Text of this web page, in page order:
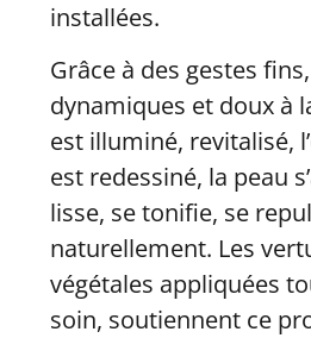
installées.
Grâce à des gestes
dynamiques et doux à
est illuminé, revitalisé,
est redessiné, la peau
lisse, se tonifie, se
naturellement. Les
végétales appliquées
soin, soutiennent ce